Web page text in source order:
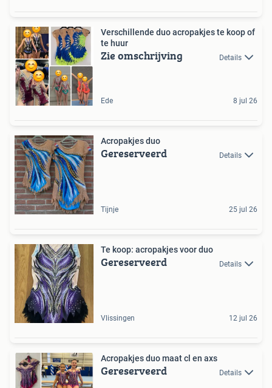
Verschillende duo acropakjes te koop of
te huur
Zie omschrijving Details
Ede 8 jul 26
Acropakjes duo
Gereserveerd Details
Tijnje 25 jul 26
Te koop: acropakjes voor duo
Gereserveerd Details
Vlissingen 12 jul 26
Acropakjes duo maat cl en axs
Gereserveerd Details